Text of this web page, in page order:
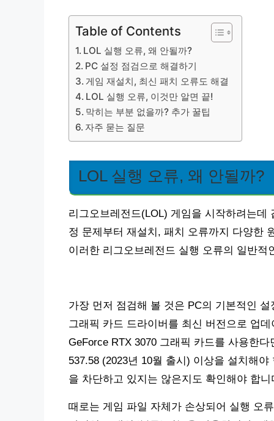
Table of Contents
LOL 실행 오류, 왜 안될까?
PC 설정 점검으로 해결하기
게임 재설치, 최신 패치 오류도 해결
LOL 실행 오류, 이것만 알면 끝!
막히는 부분 없을까? 추가 꿀팁
자주 묻는 질문
LOL 실행 오류, 왜 안될까?
리그오브레전드(LOL) 게임을 시작하려는
정 문제부터 재설치, 패치 오류까지 다양한
이러한 리그오브레전드 실행 오류의 일반
가장 먼저 점검해 볼 것은 PC의 기본적인
그래픽 카드 드라이버를 최신 버전으로 업
GeForce RTX 3070 그래픽 카드를 사용한
537.58 (2023년 10월 출시) 이상을 설치해
을 차단하고 있지는 않은지도 확인해야 합니
때로는 게임 파일 자체가 손상되어 실행 오